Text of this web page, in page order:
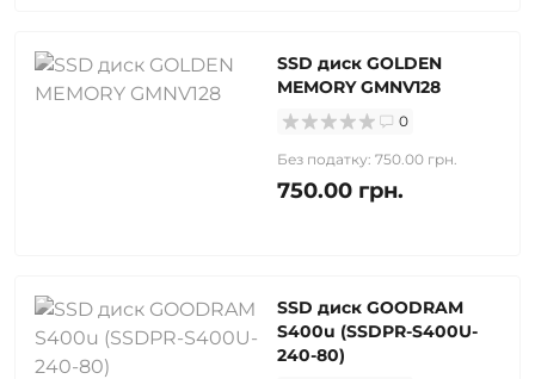
SSD диск GOLDEN
MEMORY GMNV128
0
Без податку: 750.00 грн.
750.00 грн.
SSD диск GOODRAM
S400u (SSDPR-S400U-
240-80)